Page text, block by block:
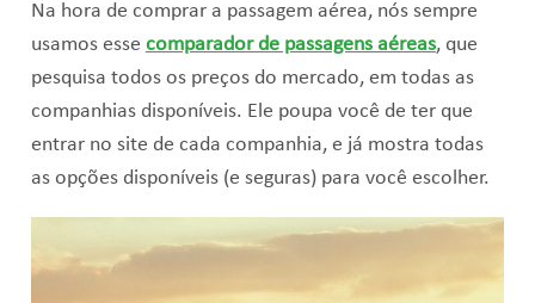
Na hora de comprar a passagem aérea, nós sempre
usamos esse comparador de passagens aéreas, que
pesquisa todos os preços do mercado, em todas as
companhias disponíveis. Ele poupa você de ter que
entrar no site de cada companhia, e já mostra todas
as opções disponíveis (e seguras) para você escolher.